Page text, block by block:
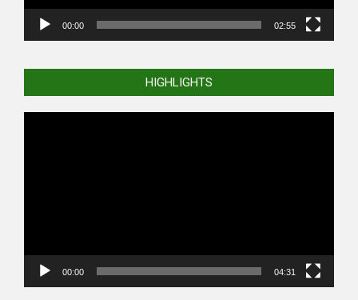
00:00 02:55
HIGHLIGHTS
00:00 04:31